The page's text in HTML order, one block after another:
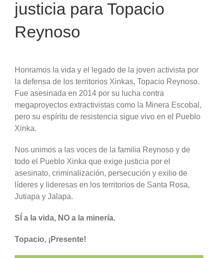
justicia para Topacio
Reynoso
Honramos la vida y el legado de la joven activista por
la defensa de los territorios Xinkas, Topacio Reynoso.
Fue asesinada en 2014 por su lucha contra
megaproyectos extractivistas como la Minera Escobal,
pero su espíritu de resistencia sigue vivo en el Pueblo
Xinka.
Nos unimos a las voces de la familia Reynoso y de
todo el Pueblo Xinka que exige justicia por el
asesinato, criminalización, persecución y exilio de
líderes y lideresas en los territorios de Santa Rosa,
Jutiapa y Jalapa.
SÍ a la vida, NO a la minería.
Topacio, ¡Presente!